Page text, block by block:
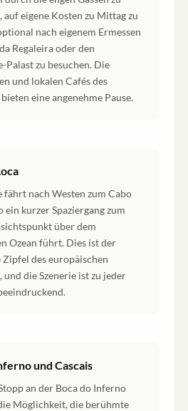
auf eigene Kosten zu Mittag zu
nach eigenem Ermessen
Regaleira oder den
Palast zu besuchen. Die
und lokalen Cafés des
eine angenehme Pause.
fährt nach Westen zum Cabo
ein kurzer Spaziergang zum
über dem
Ozean führt. Dies ist der
des europäischen
und die Szenerie ist zu jeder
und Cascais
an der Boca do Inferno
Möglichkeit, die berühmte